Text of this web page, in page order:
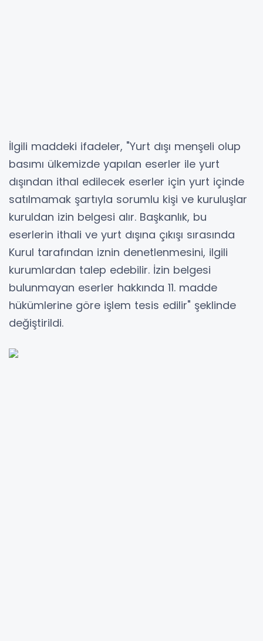
İlgili maddeki ifadeler, "Yurt dışı menşeli olup
basımı ülkemizde yapılan eserler ile yurt
dışından ithal edilecek eserler için yurt içinde
satılmamak şartıyla sorumlu kişi ve kuruluşlar
kuruldan izin belgesi alır. Başkanlık, bu
eserlerin ithali ve yurt dışına çıkışı sırasında
Kurul tarafından iznin denetlenmesini, ilgili
kurumlardan talep edebilir. İzin belgesi
bulunmayan eserler hakkında 11. madde
hükümlerine göre işlem tesis edilir" şeklinde
değiştirildi.